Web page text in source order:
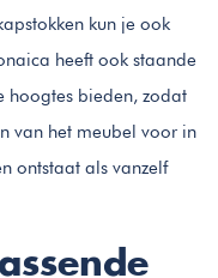
kun je ook
heeft ook staande
hoogtes bieden, zodat
van het meubel voor in
ontstaat als vanzelf